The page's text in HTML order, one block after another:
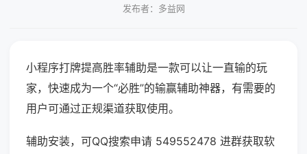
发布者：多益网
小程序打牌提高胜率辅助是一款可以让一直输的玩
家，快速成为一个“必胜”的输赢辅助神器，有需要的
用户可通过正规渠道获取使用。
辅助安装，可QQ搜索申请 549552478 进群获取软